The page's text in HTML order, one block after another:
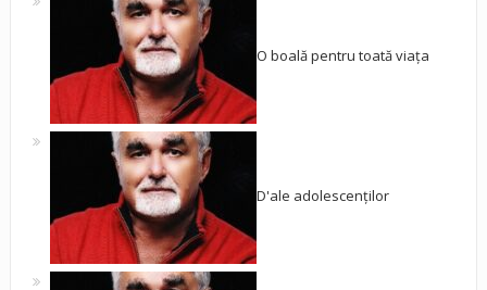
O boală pentru toată viața
D'ale adolescenților